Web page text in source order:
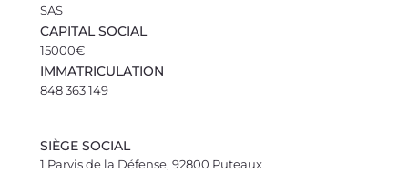
SIÈGE SOCIAL
1 Parvis de la Défense, 92800 Puteaux
SAS
CAPITAL SOCIAL
15000€
IMMATRICULATION
848 363 149